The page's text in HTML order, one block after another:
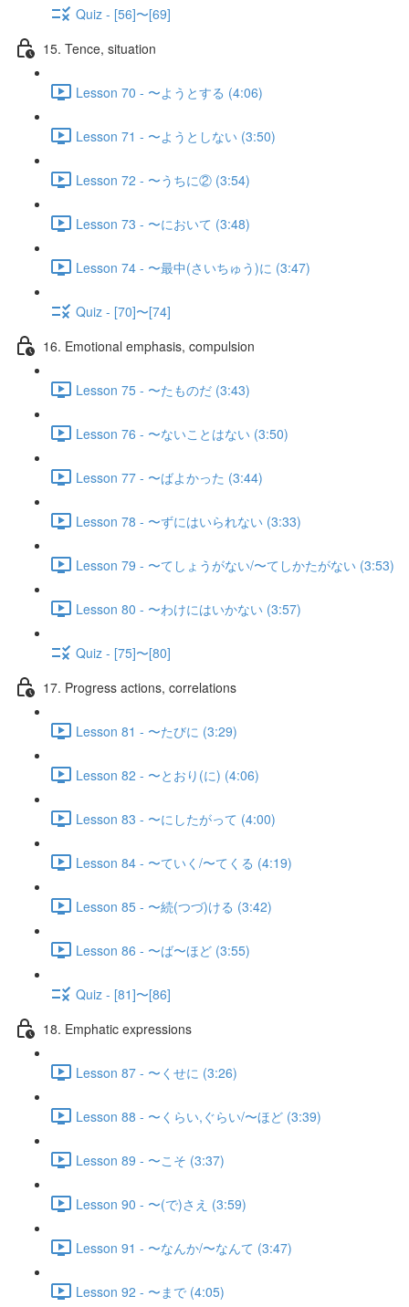
Quiz - [56]〜[69]
15. Tence, situation
Lesson 70 - 〜ようとする (4:06)
Lesson 71 - 〜ようとしない (3:50)
Lesson 72 - 〜うちに② (3:54)
Lesson 73 - 〜において (3:48)
Lesson 74 - 〜最中(さいちゅう)に (3:47)
Quiz - [70]〜[74]
16. Emotional emphasis, compulsion
Lesson 75 - 〜たものだ (3:43)
Lesson 76 - 〜ないことはない (3:50)
Lesson 77 - 〜ばよかった (3:44)
Lesson 78 - 〜ずにはいられない (3:33)
Lesson 79 - 〜てしょうがない/〜てしかたがない (3:53)
Lesson 80 - 〜わけにはいかない (3:57)
Quiz - [75]〜[80]
17. Progress actions, correlations
Lesson 81 - 〜たびに (3:29)
Lesson 82 - 〜とおり(に) (4:06)
Lesson 83 - 〜にしたがって (4:00)
Lesson 84 - 〜ていく/〜てくる (4:19)
Lesson 85 - 〜続(つづ)ける (3:42)
Lesson 86 - 〜ば〜ほど (3:55)
Quiz - [81]〜[86]
18. Emphatic expressions
Lesson 87 - 〜くせに (3:26)
Lesson 88 - 〜くらい,ぐらい/〜ほど (3:39)
Lesson 89 - 〜こそ (3:37)
Lesson 90 - 〜(で)さえ (3:59)
Lesson 91 - 〜なんか/〜なんて (3:47)
Lesson 92 - 〜まで (4:05)